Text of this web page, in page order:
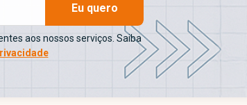
Eu quero
aos nossos serviços. Saiba